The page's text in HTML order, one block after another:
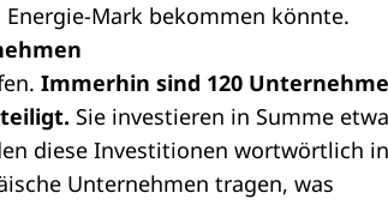
Mark bekommen könnte.
Immerhin sind 120
Sie investieren in Summe
diese Investitionen wortwörtlich in
Unternehmen tragen, was